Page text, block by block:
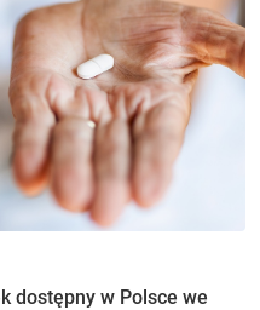
dostępny w Polsce we